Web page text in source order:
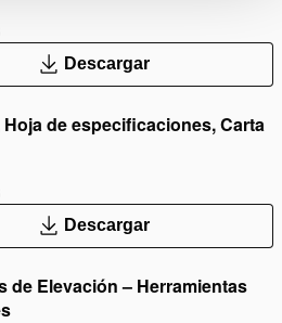
Descargar
Hoja de especificaciones, Carta
Descargar
de Elevación – Herramientas